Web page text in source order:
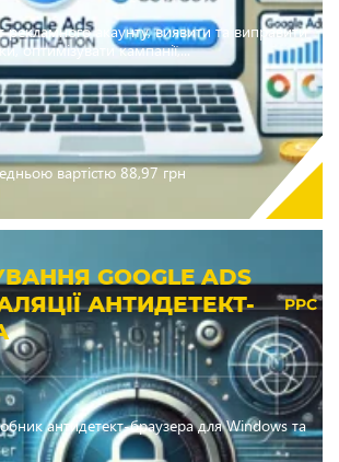
рекламного акаунту, виявити та виправити
оптимізувати кампанії,...
вартістю 88,97 грн
GOOGLE ADS
АНТИДЕТЕКТ-
PPC
антидетект-браузера для Windows та